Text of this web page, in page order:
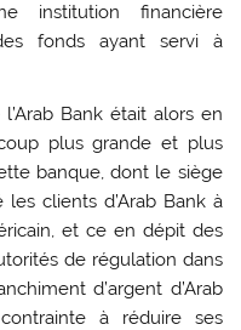
institution financière
fonds ayant servi à
Bank était alors en
plus grande et plus
banque, dont le siège
clients d’Arab Bank à
et ce en dépit des
de régulation dans
d’argent d’Arab
à réduire ses